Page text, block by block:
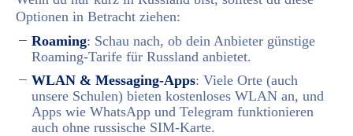
Optionen in Betracht ziehen:
Roaming: Schau nach, ob dein Anbieter günstige
Roaming-Tarife für Russland anbietet.
WLAN & Messaging-Apps: Viele Orte (auch
unsere Schulen) bieten kostenloses WLAN an, und
Apps wie WhatsApp und Telegram funktionieren
auch ohne russische SIM-Karte.